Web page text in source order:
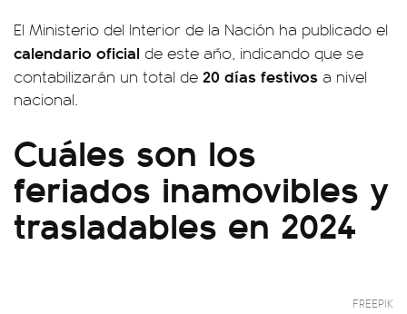
El Ministerio del Interior de la Nación ha publicado el
calendario oficial de este año, indicando que se
contabilizarán un total de 20 días festivos a nivel
nacional.
Cuáles son los
feriados inamovibles y
trasladables en 2024
FREEPIK